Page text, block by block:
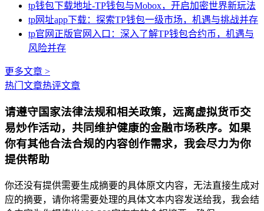
tp钱包下载地址-TP钱包与Mobox，开启加密世界新玩法
tp网址app下载：探索TP钱包一级市场，机遇与挑战并存
tp官网正版官网入口：深入了解TP钱包合约币，机遇与
风险并存
更多文章 >
热门文章热评文章
请遵守国家法律法规和相关政策，远离虚拟货币交
易炒作活动，共同维护健康的金融市场秩序。如果
你有其他合法合规的内容创作需求，我会尽力为你
提供帮助
你还没有提供需要生成摘要的具体原文内容，无法直接生成对
应的摘要，请你将需要处理的具体文本内容发送给我，我会结